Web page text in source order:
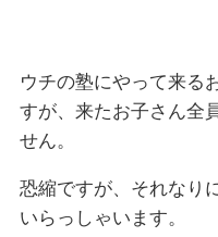
ウチの塾にやって来る
すが、来たお子さん全
せん。
恐縮ですが、それなり
いらっしゃいます。